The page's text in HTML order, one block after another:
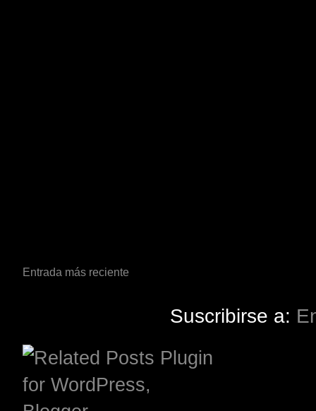
Entrada más reciente
Suscribirse a: